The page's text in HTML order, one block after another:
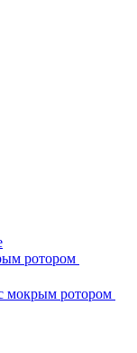
ротором
мокрым ротором